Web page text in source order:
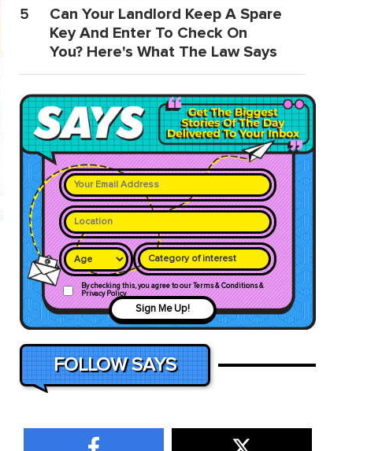
5
Can Your Landlord Keep A Spare
Key And Enter To Check On
You? Here's What The Law Says
Category of interest
By checking this, you agree to our Terms & Conditions &
Privacy Policy
Sign Me Up!
FOLLOW SAYS